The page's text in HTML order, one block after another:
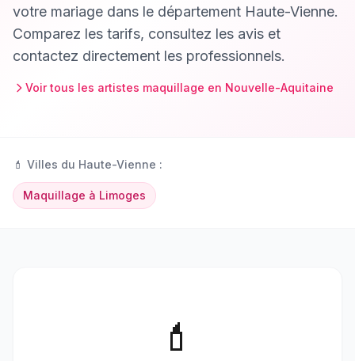
votre mariage dans le département Haute-Vienne.
Comparez les tarifs, consultez les avis et
contactez directement les professionnels.
Voir tous les artistes maquillage en Nouvelle-Aquitaine
💄 Villes du Haute-Vienne :
Maquillage à Limoges
💄